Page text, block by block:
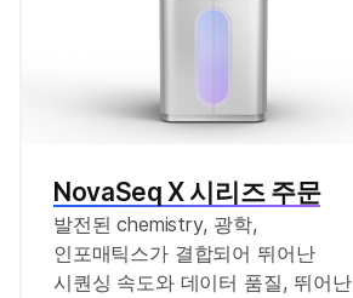
NovaSeq X 시리즈 주문
발전된 chemistry, 광학,
인포매틱스가 결합되어 뛰어난
시퀀싱 속도와 데이터 품질, 뛰어난